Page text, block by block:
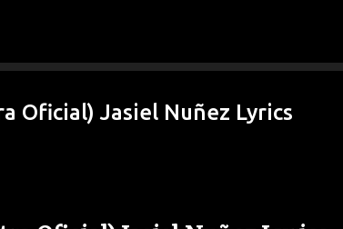
Oficial) Jasiel Nuñez Lyrics